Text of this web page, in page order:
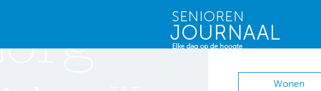
Wonen